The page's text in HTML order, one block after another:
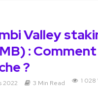
Valley
: Comment
?
2022 3 Min Read 1 028